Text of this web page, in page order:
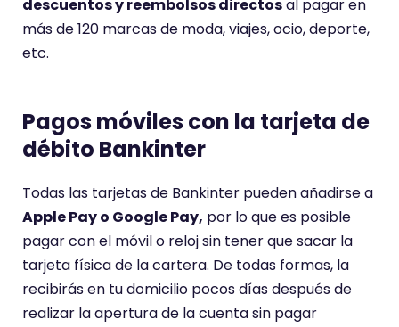
descuentos y reembolsos directosal pagar en
más de 120 marcas de moda, viajes, ocio, deporte,
etc.
Pagos móviles con la tarjeta de
débito Bankinter
Todas las tarjetas de Bankinter pueden añadirse a
Apple Pay o Google Pay, por lo que es posible
pagar con el móvil o reloj sin tener que sacar la
tarjeta física de la cartera. De todas formas, la
recibirás en tu domicilio pocos días después de
realizar la apertura de la cuenta sin pagar